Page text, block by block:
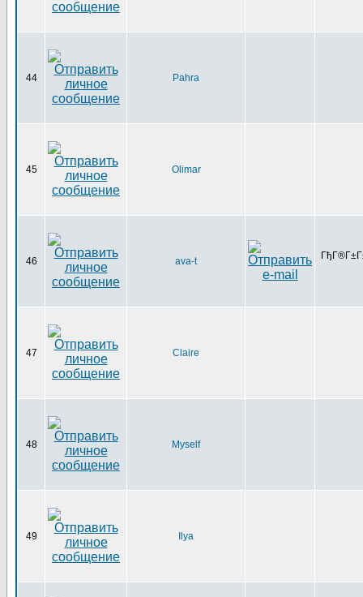
44 Pahra
45 Olimar
46 ava-t
47 Claire
48 Myself
49 Ilya